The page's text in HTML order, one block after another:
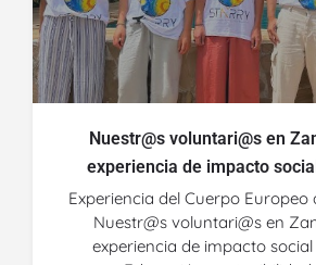
Nuestr@s voluntari@s en
experiencia de impacto
Experiencia del Cuerpo Europeo
Nuestr@s voluntari@s en
experiencia de impacto